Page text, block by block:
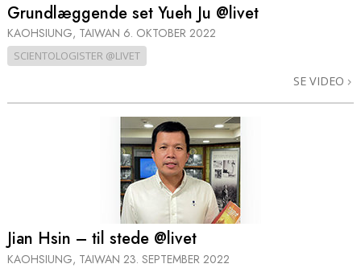
Grundlæggende set Yueh Ju @livet
KAOHSIUNG, TAIWAN 6. OKTOBER 2022
SCIENTOLOGISTER @LIVET
SE VIDEO
Jian Hsin – til stede @livet
KAOHSIUNG, TAIWAN 23. SEPTEMBER 2022